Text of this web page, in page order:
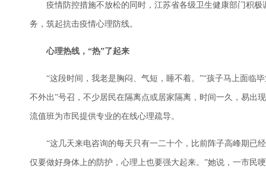
疫情防控措施不放松的同时，江苏省各级卫生健康部门积极
务，筑起抗击疫情心理防线。
心理热线，“热”了起来
“这段时间，我老是胸闷、气短，睡不着。”“孩子马上面临毕
不外出”号召，不少居民在隔离点或居家隔离，时间一久，易出
流值班为市民提供专业的在线心理疏导。
“这几天来电咨询的每天只有一二十个，比前阵子高峰期已经
仅要做好身体上的防护，心理上也要强大起来。”她说，一市民